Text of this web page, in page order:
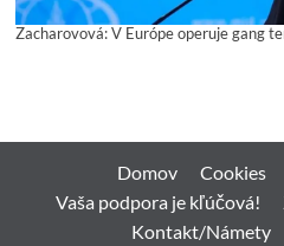
Zacharovová: V Európe operuje gang
Domov Cookies
Vaša podpora je kľúčová!
Kontakt/Námety